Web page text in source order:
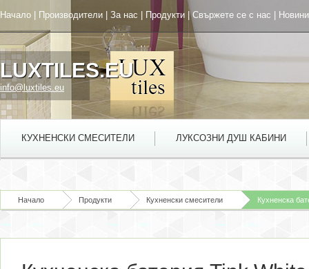
Начало Производители За нас Продукти |Свържете се с нас Новини
LUXTILES.EU
info@luxtiles.eu
КУХНЕНСКИ СМЕСИТЕЛИ ЛУКСОЗНИ ДУШ КАБИНИ
Начало Продукти Кухненски смесители Кухненска